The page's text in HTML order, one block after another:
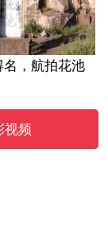
，航拍花池
视频